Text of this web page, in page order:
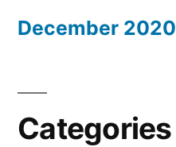
December 2020
Categories